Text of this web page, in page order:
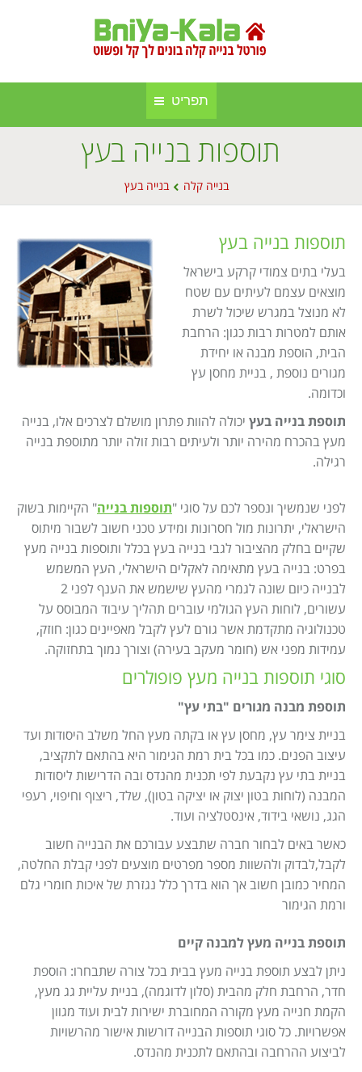
תפריט
בניה קלה
בנייה באלומיניום
בנייה בעץ
גינה וחוץ
מאמרים
חברות בנייה קלה ומתועשת
אינדקס אתרים
פרסום באתר
מפת אתר
תקנון אתר
Israel construction
מדיניות עוגיות
תוספות בנייה בעץ
בנייה קלה בנייה בעץ
תוספות בנייה בעץ
בעלי בתים צמודי קרקע בישראל
מוצאים עצמם לעיתים עם שטח
לא מנוצל במגרש שיכול לשרת
אותם למטרות רבות כגון: הרחבת
הבית, הוספת מבנה או יחידת
מגורים נוספת , בניית מחסן עץ
וכדומה.
תוספת בנייה בעץ יכולה להוות פתרון מושלם לצרכים אלו, בנייה
מעץ בהכרח מהירה יותר ולעיתים רבות זולה יותר מתוספת בנייה
רגילה.
לפני שנמשיך ונספר לכם על סוגי "תוספות בנייה" הקיימות בשוק
הישראלי, יתרונות מול חסרונות ומידע טכני חשוב לשבור מיתוס
שקיים בחלק מהציבור לגבי בנייה בעץ בכלל ותוספות בנייה מעץ
בפרט: בנייה בעץ מתאימה לאקלים הישראלי, העץ המשמש
לבנייה כיום שונה לגמרי מהעץ שישמש את הענף לפני 2
עשורים, לוחות העץ הגולמי עוברים תהליך עיבוד המבוסס על
טכנולוגיה מתקדמת אשר גורם לעץ לקבל מאפיינים כגון: חוזק,
עמידות מפני אש (חומר מעקב בעירה) וצורך נמוך בתחזוקה.
סוגי תוספות בנייה מעץ פופולרים
תוספת מבנה מגורים "בתי עץ"
בניית צימר עץ, מחסן עץ או בקתה מעץ החל משלב היסודות ועד
עיצוב הפנים. כמו בכל בית רמת הגימור היא בהתאם לתקציב,
בניית בתי עץ נקבעת לפי תכנית מהנדס ובה הדרישות ליסודות
המבנה (לוחות בטון יצוק או יציקה בטון), שלד, ריצוף וחיפוי, רעפי
הגג, נושאי בידוד, אינסטלציה ועוד.
כאשר באים לבחור חברה שתבצע עבורכם את הבנייה חשוב
לקבל,לבדוק ולהשוות מספר מפרטים מוצעים לפני קבלת החלטה,
המחיר כמובן חשוב אך הוא בדרך כלל נגזרת של איכות חומרי גלם
ורמת הגימור
תוספת בנייה מעץ למבנה קיים
ניתן לבצע תוספת בנייה מעץ בבית בכל צורה שתבחרו: הוספת
חדר, הרחבת חלק מהבית (סלון לדוגמה), בניית עליית גג מעץ,
הקמת חנייה מעץ מקורה המחוברת ישירות לבית ועוד מגוון
אפשרויות. כל סוגי תוספות הבנייה דורשות אישור מהרשויות
לביצוע ההרחבה ובהתאם לתכנית מהנדס.